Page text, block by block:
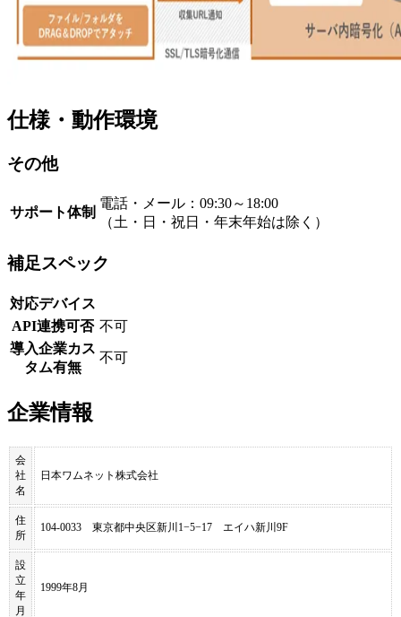
仕様・動作環境
その他
サポート体制
電話・メール：09:30～18:00
（土・日・祝日・年末年始は除く）
補足スペック
対応デバイス
API連携可否 不可
導入企業カス
タム有無
不可
企業情報
会
社
名
日本ワムネット株式会社
住
所
104-0033 東京都中央区新川1−5−17 エイハ新川9F
設
立
年
月
1999年8月